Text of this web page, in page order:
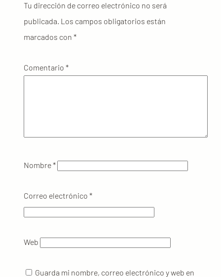
Tu dirección de correo electrónico no será
publicada. Los campos obligatorios están
marcados con *
Comentario *
Nombre*
Correo electrónico *
Web
Guarda mi nombre, correo electrónico y web en